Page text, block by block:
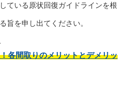
ている原状回復ガイドラインを根
旨を申し出てください。
各間取りのメリットとデメリッ